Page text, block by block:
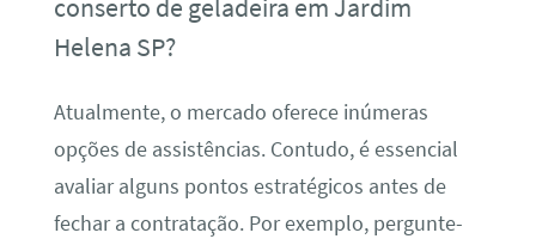
conserto de geladeira em Jardim
Helena SP?
Atualmente, o mercado oferece inúmeras
opções de assistências. Contudo, é essencial
avaliar alguns pontos estratégicos antes de
fechar a contratação. Por exemplo, pergunte-